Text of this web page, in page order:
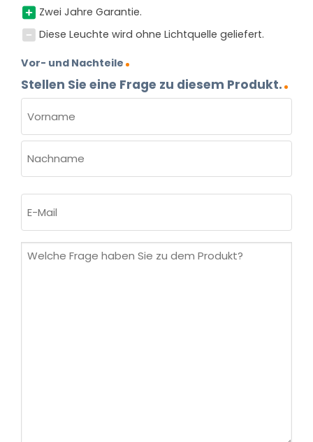
Zwei Jahre Garantie.
Diese Leuchte wird ohne Lichtquelle geliefert.
Vor- und Nachteile
Stellen Sie eine Frage zu diesem Produkt.
(ERFORDERLICH)
Vorname
Mail
Welche